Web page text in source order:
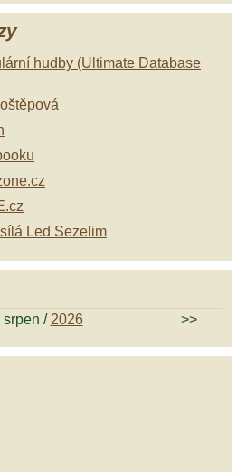
hudby (Ultimate Database
Led Sezelim
srpen /2026 >>